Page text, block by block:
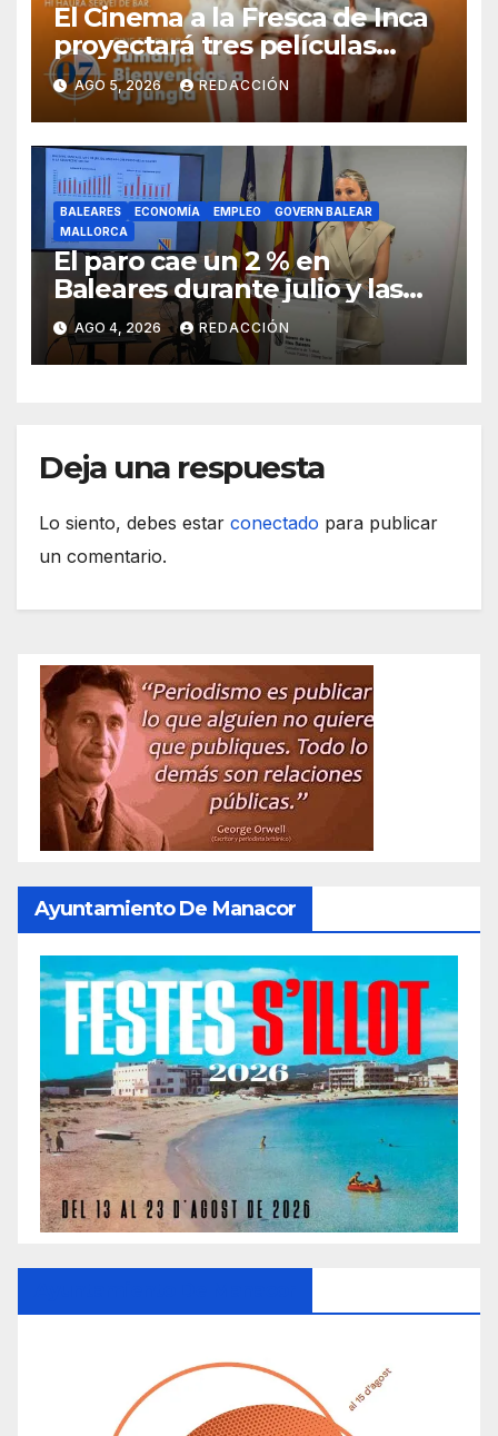
El Cinema a la Fresca de Inca
proyectará tres películas
solidarias en la plaza de toros
AGO 5, 2026 REDACCIÓN
BALEARES ECONOMÍA EMPLEO
GOVERN BALEAR
MALLORCA
El paro cae un 2 % en
Baleares durante julio y las
islas lideran la contratación
indefinida
AGO 4, 2026 REDACCIÓN
Deja una respuesta
Lo siento, debes estar conectado para publicar
un comentario.
Ayuntamiento De Manacor